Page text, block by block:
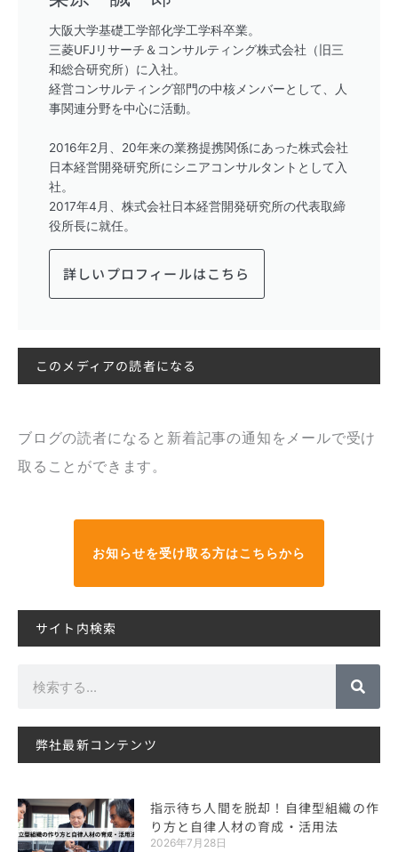
大阪大学基礎工学部化学工学科卒業。
三菱UFJリサーチ＆コンサルティング株式会社（旧三
和総合研究所）に入社。
経営コンサルティング部門の中核メンバーとして、人
事関連分野を中心に活動。
2016年2月、20年来の業務提携関係にあった株式会社
日本経営開発研究所にシニアコンサルタントとして入
社。
2017年4月、株式会社日本経営開発研究所の代表取締
役所長に就任。
詳しいプロフィールはこちら
このメディアの読者になる
ブログの読者になると新着記事の通知をメールで受け
取ることができます。
お知らせを受け取る方はこちらから
サイト内検索
弊社最新コンテンツ
指示待ち人間を脱却！自律型組織の作
り方と自律人材の育成・活用法
2026年7月28日